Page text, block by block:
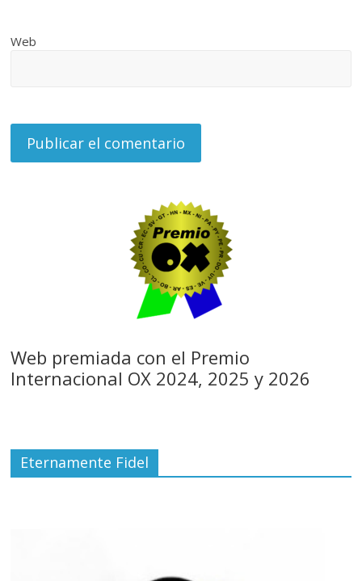
Web
Web premiada con el Premio
Internacional OX 2024, 2025 y 2026
Eternamente Fidel